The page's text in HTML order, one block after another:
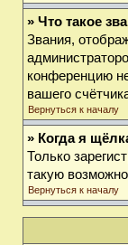
» Что такое
Звания,
конференцию
вашего
Вернуться к началу
» Когда я
Только
такую
Вернуться к началу